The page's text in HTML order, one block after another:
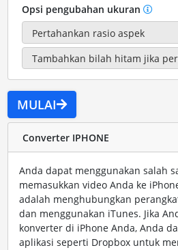
Opsi pengubahan ukuran
MULAI
Converter IPHONE
Anda dapat menggunakan salah
memasukkan video Anda ke
adalah menghubungkan
dan menggunakan iTunes. Jika
konverter di iPhone Anda, Anda
aplikasi seperti Dropbox untuk